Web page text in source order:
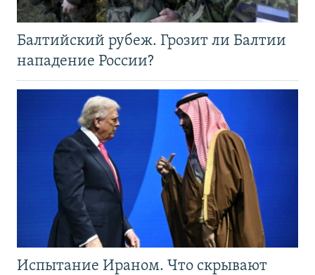
Балтийский рубеж. Грозит ли Балтии
нападение России?
Испытание Ираном. Что скрывают